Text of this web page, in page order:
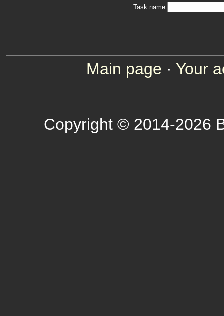
Task name:
Main page · Your
Copyright © 2014-2026